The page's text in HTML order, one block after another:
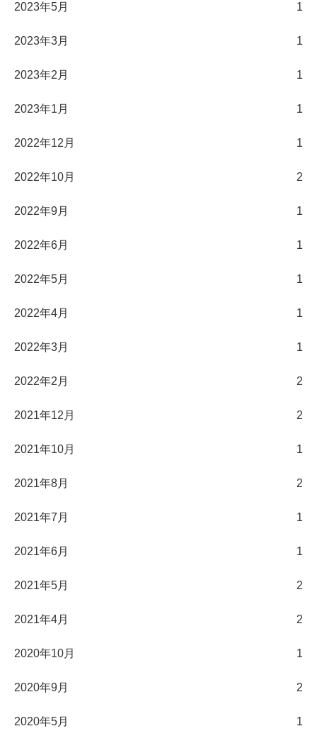
2023年5月 1
2023年3月 1
2023年2月 1
2023年1月 1
2022年12月 1
2022年10月 2
2022年9月 1
2022年6月 1
2022年5月 1
2022年4月 1
2022年3月 1
2022年2月 2
2021年12月 2
2021年10月 1
2021年8月 2
2021年7月 1
2021年6月 1
2021年5月 2
2021年4月 2
2020年10月 1
2020年9月 2
2020年5月 1